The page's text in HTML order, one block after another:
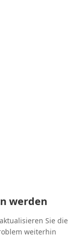
werden
Sie die
weiterhin